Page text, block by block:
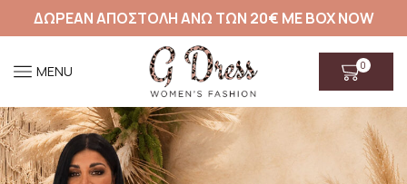
ΔΩΡΕΑΝ ΑΠΟΣΤΟΛΗ ΑΝΩ ΤΩΝ 20€ ΜΕ BOX NOW
MENU 0